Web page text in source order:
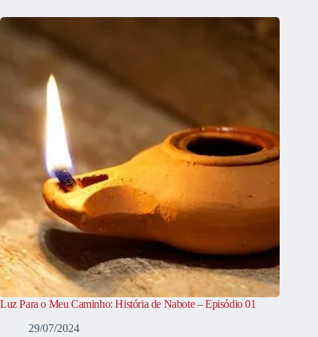
Luz Para o Meu Caminho: História de Nabote – Episódio 01
29/07/2024